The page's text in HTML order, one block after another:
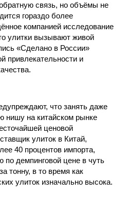
связь, но объёмы не
гораздо более
компанией исследование
улитки вызывают живой
«Сделано в России»
привлекательности и
что занять даже
нишу на китайском рынке
ценовой
улиток в Китай,
40 процентов импорта,
по демпинговой цене в чуть
тонну, в то время как
улиток изначально высока.